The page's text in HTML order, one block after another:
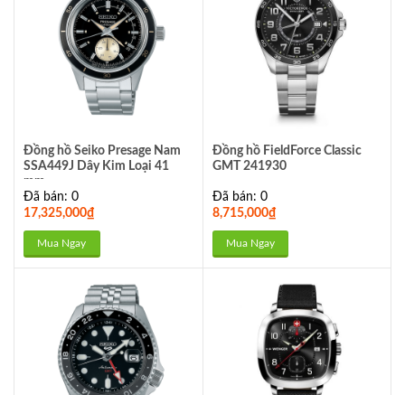
Đồng hồ Seiko Presage Nam
SSA449J Dây Kim Loại 41
mm
Đã bán: 0
17,325,000₫
Mua Ngay
Đồng hồ FieldForce Classic
GMT 241930
Đã bán: 0
8,715,000₫
Mua Ngay